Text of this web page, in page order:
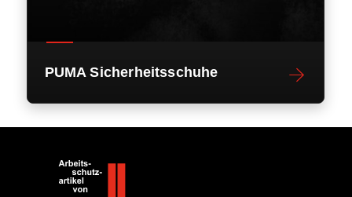
PUMA Sicherheitsschuhe